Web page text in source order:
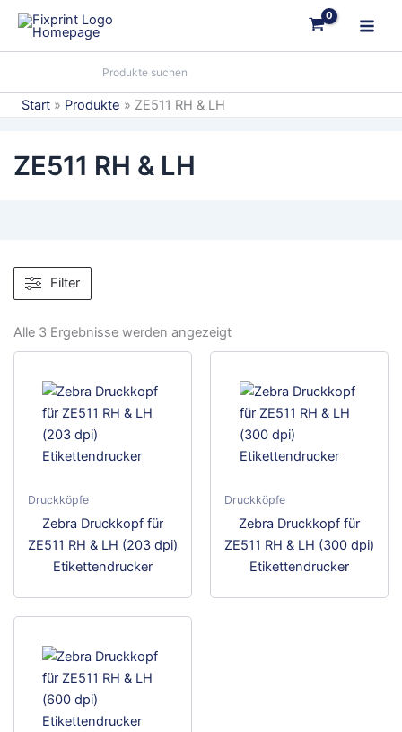
Zum
Inhalt
springen
Start Produkte ZE511 RH & LH
ZE511 RH & LH
Filter
Alle 3 Ergebnisse werden angezeigt
Druckköpfe
Zebra Druckkopf für
ZE511 RH & LH (203 dpi)
Etikettendrucker
Druckköpfe
Zebra Druckkopf für
ZE511 RH & LH (300 dpi)
Etikettendrucker